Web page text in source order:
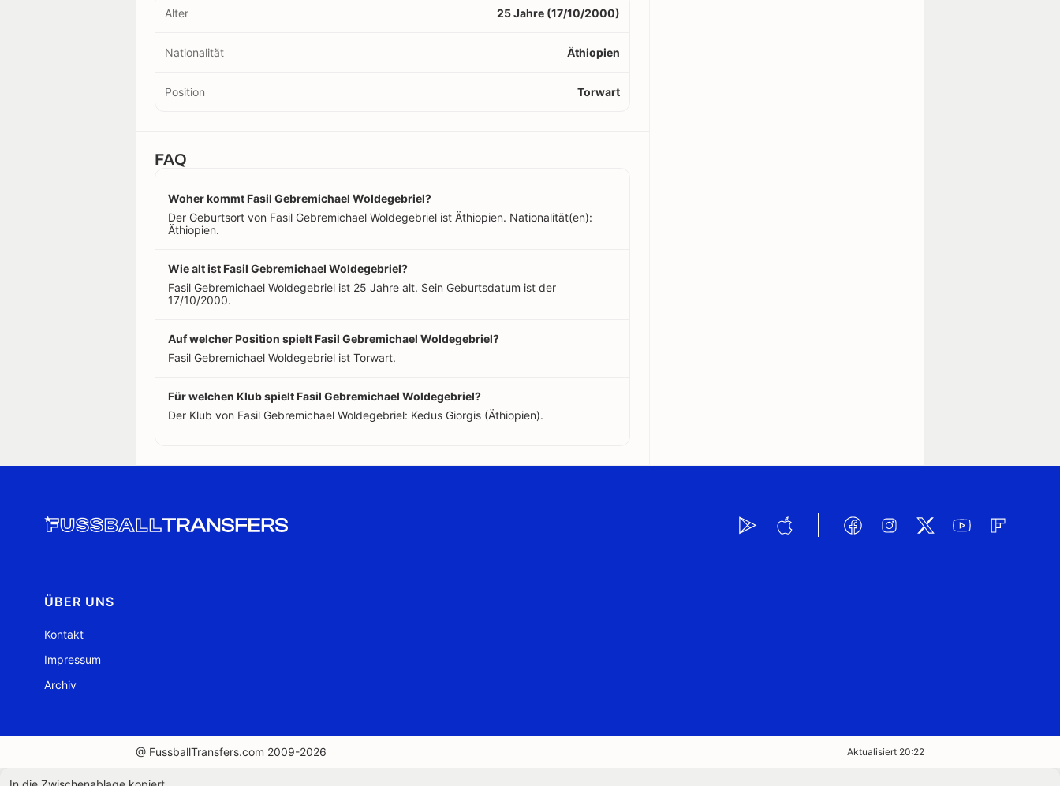
Alter 25 Jahre (17/10/2000)
Nationalität Äthiopien
Position Torwart
FAQ
Woher kommt Fasil Gebremichael Woldegebriel?
Der Geburtsort von Fasil Gebremichael Woldegebriel ist Äthiopien. Nationalität(en):
Äthiopien.
Wie alt ist Fasil Gebremichael Woldegebriel?
Fasil Gebremichael Woldegebriel ist 25 Jahre alt. Sein Geburtsdatum ist der
17/10/2000.
Auf welcher Position spielt Fasil Gebremichael Woldegebriel?
Fasil Gebremichael Woldegebriel ist Torwart.
Für welchen Klub spielt Fasil Gebremichael Woldegebriel?
Der Klub von Fasil Gebremichael Woldegebriel: Kedus Giorgis (Äthiopien).
ÜBER UNS
Kontakt
Impressum
Archiv
@ FussballTransfers.com 2009-2026 Aktualisiert 20:22